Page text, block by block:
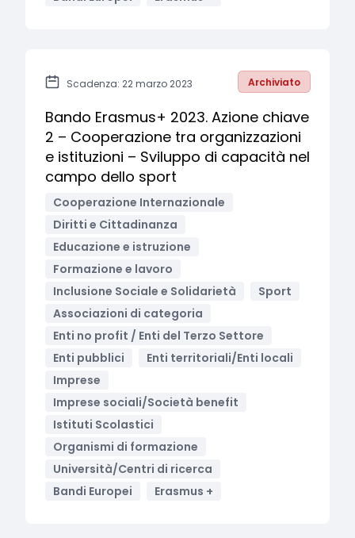
Scadenza: 22 marzo 2023 Archiviato
Bando Erasmus+ 2023. Azione chiave
2 – Cooperazione tra organizzazioni
e istituzioni – Sviluppo di capacità nel
campo dello sport
Cooperazione Internazionale
Diritti e Cittadinanza
Educazione e istruzione
Formazione e lavoro
Inclusione Sociale e Solidarietà
Sport
Associazioni di categoria
Enti no profit / Enti del Terzo Settore
Enti pubblici
Enti territoriali/Enti locali
Imprese
Imprese sociali/Società benefit
Istituti Scolastici
Organismi di formazione
Università/Centri di ricerca
Bandi Europei
Erasmus +